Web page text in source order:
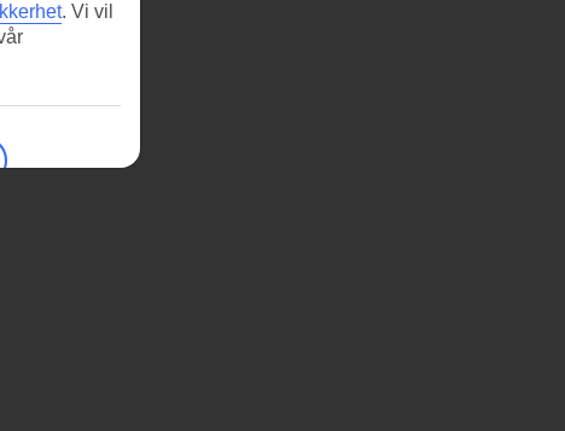
. Vi vil